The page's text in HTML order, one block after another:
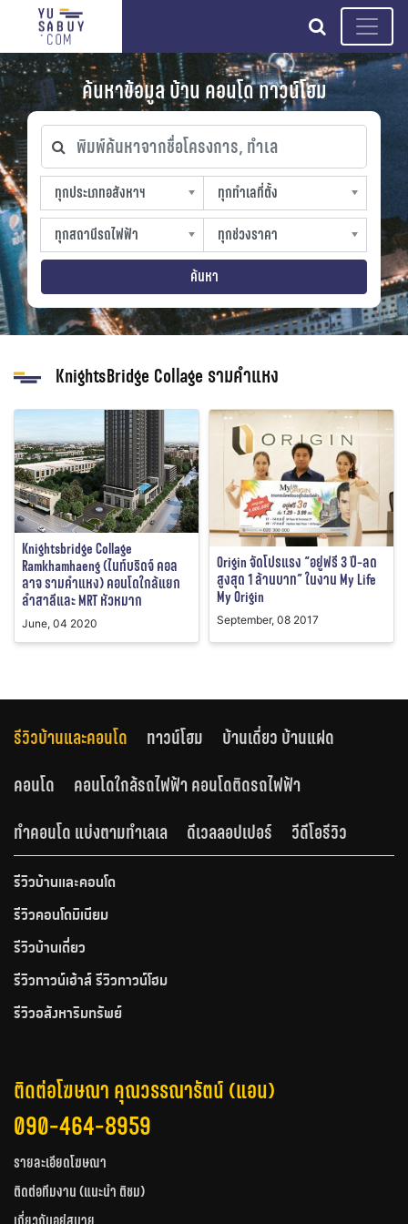
search
ค้นหาข้อมูล บ้าน คอนโด ทาวน์โฮม
พิมพ์ค้นหาจากชื่อโครงการ, ทำเล
ทุกประเภทอสังหาฯ
ทุกประเภทอสังหาฯ
sproperty
ทุกทำเลที่ตั้ง
ทุกทำเลที่ตั้ง
slocation
ทุกสถานีรถไฟฟ้า
ทุกสถานีรถไฟฟ้า
strain-station
ทุกช่วงราคา
ทุกช่วงราคา
sprice
ค้นหา
KnightsBridge Collage รามคำแหง
Knightsbridge Collage
Ramkhamhaeng (ไนท์บริดจ์ คอล
ลาจ รามคำแหง) คอนโดใกล้แยก
ลำสาลีและ MRT หัวหมาก
June, 04 2020
Origin จัดโปรแรง “อยู่ฟรี 3 ปี-ลด
สูงสุด 1 ล้านบาท” ในงาน My Life
My Origin
September, 08 2017
รีวิวบ้านและคอนโด ทาวน์โฮม
บ้านเดี่ยว บ้านแฝด
คอนโด
คอนโดใกล้รถไฟฟ้า คอนโดติดรถไฟฟ้า
ทำคอนโด แบ่งตามทำเลเล
ดีเวลลอปเปอร์ วีดีโอรีวิว
รีวิวบ้านและคอนโด
รีวิวคอนโดมิเนียม
รีวิวบ้านเดี่ยว
รีวิวทาวน์เฮ้าส์ รีวิวทาวน์โฮม
รีวิวอสังหาริมทรัพย์
ติดต่อโฆษณา คุณวรรณารัตน์ (แอน)
090-464-8959
รายละเอียดโฆษณา
ติดต่อทีมงาน (แนะนำ ติชม)